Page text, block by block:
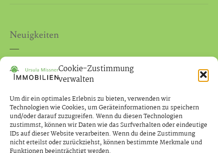
Cookie-Zustimmung
verwalten
Um dir ein optimales Erlebnis zu bieten, verwenden wir
Technologien wie Cookies, um Geräteinformationen zu speichern
und/oder darauf zuzugreifen. Wenn du diesen Technologien
zustimmst, können wir Daten wie das Surfverhalten oder eindeutige
IDs auf dieser Website verarbeiten. Wenn du deine Zustimmung
nicht erteilst oder zurückziehst, können bestimmte Merkmale und
Neuigkeiten
Neues Gesetz zur Maklerprovision bei Verkauf an
Verbraucher
Ihre Immobilienmaklerin in Hannover – Langenhagen